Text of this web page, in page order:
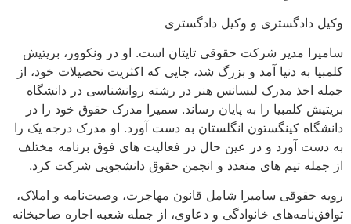
وکیل دادگستری و وکیل دادگستری
سامیرا مدیر شرکت حقوقی تایتان است. او در ونکوور، بریتیش
کلمبیا به دنیا آمد و بزرگ شد، جایی که اکثریت تحصیلات خود، از
جمله اخذ مدرک لیسانس هنر در رشته روانشناسی در دانشگاه
بریتیش کلمبیا را به پایان رساند. سمیرا مدرک حقوق خود را در
دانشگاه کینگستون انگلستان به دست آورد. او مدرک درجه یک را
به دست آورد و در عین حال در فعالیت های فوق برنامه مختلف
از جمله تیم های متعدد و انجمن حقوق دانشجویی شرکت کرد.
رویه حقوقی سامیرا شامل قانون مهاجرت، وصیت‌نامه و املاک،
توافق‌نامه‌های خانوادگی و دعاوی، از جمله شعبه اجاره صاحبخانه